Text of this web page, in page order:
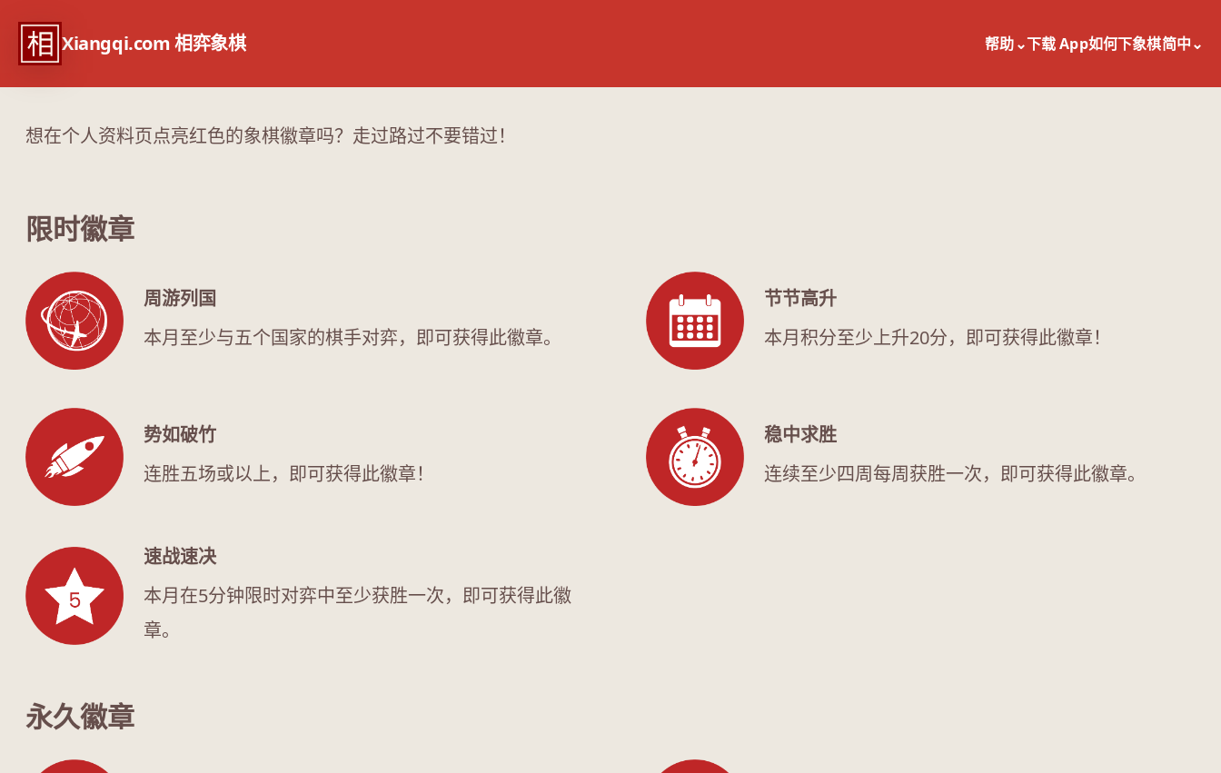
Xiangqi.com 相弈象棋 帮助⌄下载 App如何下象棋简中⌄
象棋徽章
想在个人资料页点亮红色的象棋徽章吗？走过路过不要错过！
限时徽章
周游列国
本月至少与五个国家的棋手对弈，即可获得此徽章。
节节高升
本月积分至少上升20分，即可获得此徽章！
势如破竹
连胜五场或以上，即可获得此徽章！
稳中求胜
连续至少四周每周获胜一次，即可获得此徽章。
速战速决
本月在5分钟限时对弈中至少获胜一次，即可获得此徽
章。
永久徽章